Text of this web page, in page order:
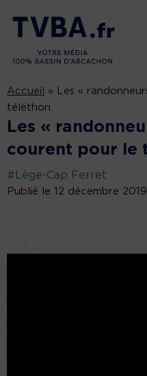
Accueil »
Les «
téléthon
Les «
courent pour le
#Lège-Cap Ferret
Publié le 12 décembre